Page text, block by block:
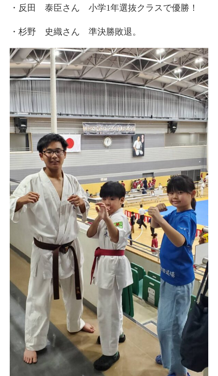
・反田 泰臣さん 小学1年選抜クラスで優勝！
・杉野 史織さん 準決勝敗退。